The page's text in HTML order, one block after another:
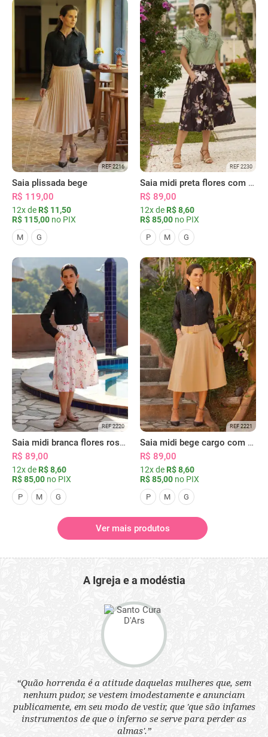
REF 2216
Saia plissada bege
R$ 119,00
12x de R$ 11,50
R$ 115,00 no PIX
M G
REF 2230
Saia midi preta flores com bolsos
R$ 89,00
12x de R$ 8,60
R$ 85,00 no PIX
P M G
REF 2220
Saia midi branca flores rosas com bolsos
R$ 89,00
12x de R$ 8,60
R$ 85,00 no PIX
P M G
REF 2221
Saia midi bege cargo com bolsos
R$ 89,00
12x de R$ 8,60
R$ 85,00 no PIX
P M G
Ver mais produtos
A Igreja e a modéstia
“Quão horrenda é a atitude daquelas mulheres que, sem
nenhum pudor, se vestem imodestamente e anunciam
publicamente, em seu modo de vestir, que 'que são infames
instrumentos de que o inferno se serve para perder as
almas'.”